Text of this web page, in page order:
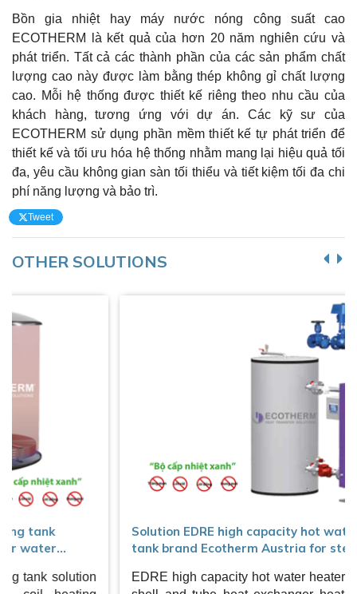
Bồn gia nhiệt hay máy nước nóng công suất cao
ECOTHERM là kết quả của hơn 20 năm nghiên cứu và
phát triển. Tất cả các thành phần của các sản phẩm chất
lượng cao này được làm bằng thép không gỉ chất lượng
cao. Mỗi hệ thống được thiết kế riêng theo nhu cầu của
khách hàng, tương ứng với dự án. Các kỹ sư của
ECOTHERM sử dụng phần mềm thiết kế tự phát triển để
thiết kế và tối ưu hóa hệ thống nhằm mang lại hiệu quả tối
đa, yêu cầu không gian sàn tối thiểu và tiết kiệm tối đa chi
phí năng lượng và bảo trì.
Tweet
OTHER SOLUTIONS
Solution EDRE high capacity hot water heating
tank brand Ecotherm Austria for steam system /
EDRE high capacity hot water heaters use patented